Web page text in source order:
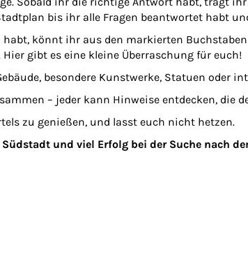
bis ihr alle Fragen beantwortet habt
könnt ihr aus den markierten
gibt es eine kleine Überraschung für euch!
besondere Kunstwerke, Statuen oder
– jeder kann Hinweise entdecken, die
zu genießen, und lasst euch nicht hetzen.
und viel Erfolg bei der Suche nach